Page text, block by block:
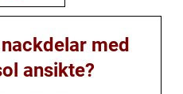
med
ansikte?